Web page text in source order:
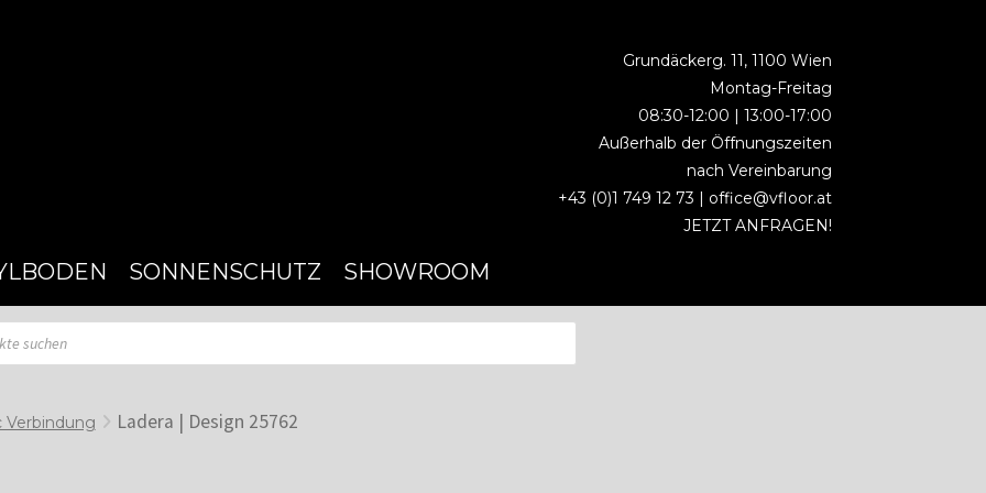
Grundäckerg. 11, 1100 Wien
Montag-Freitag
08:30-12:00 | 13:00-17:00
Außerhalb der Öffnungszeiten
nach Vereinbarung
+43 (0)1 749 12 73 | office@vfloor.at
JETZT ANFRAGEN!
SONNENSCHUTZ SHOWROOM
Verbindung Ladera | Design 25762